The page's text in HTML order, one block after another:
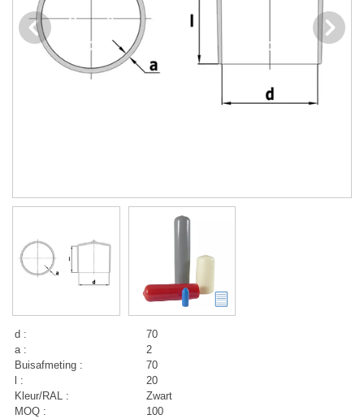
d :
70
a :
2
Buisafmeting :
70
l :
20
Kleur/RAL :
Zwart
MOQ :
100